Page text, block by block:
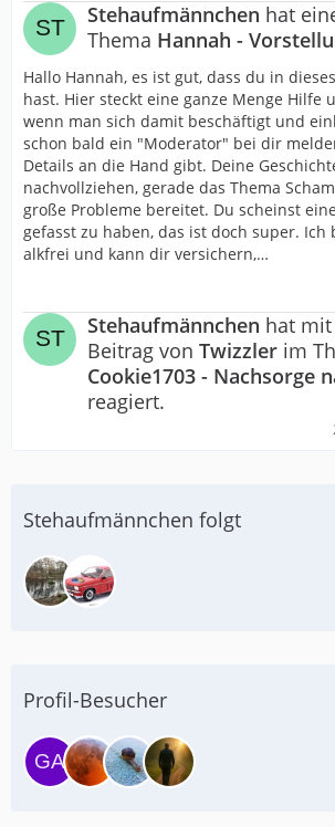
Stehaufmännchen hat
Thema Hannah -
Hallo Hannah, es ist gut, dass du in
hast. Hier steckt eine ganze Menge Hilfe
wenn man sich damit beschäftigt und
schon bald ein "Moderator" bei dir
Details an die Hand gibt. Deine
nachvollziehen, gerade das Thema
große Probleme bereitet. Du scheinst
gefasst zu haben, das ist doch super. Ich
alkfrei und kann dir versichern,…
Stehaufmännchen hat mit
Beitrag von Twizzler im
Cookie1703 - Nachsorge
reagiert.
Stehaufmännchen folgt
Profil-Besucher